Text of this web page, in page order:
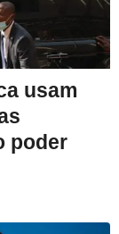
usam
poder